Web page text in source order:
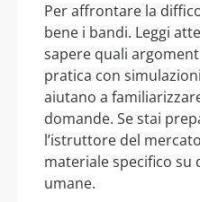
Per affrontare la
bene i bandi. Leggi
sapere quali
pratica con
aiutano a
domande. Se stai
l’istruttore del
materiale specifico
umane.